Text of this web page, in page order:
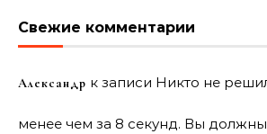
Свежие комментарии
Александр к записи Никто не
менее чем за 8 секунд. Вы должны